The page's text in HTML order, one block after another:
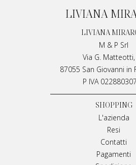
LIVIANA
LIVIANA
M & P Srl
Via G. Matteotti,
87055 San Giovanni in
P IVA
SHOPPING
L'azienda
Resi
Contatti
Pagamenti